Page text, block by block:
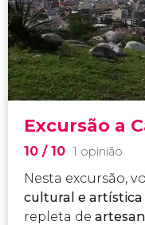
Excursão a
10 / 10 1 opinião
Nesta excursão,
cultural e artística
repleta de